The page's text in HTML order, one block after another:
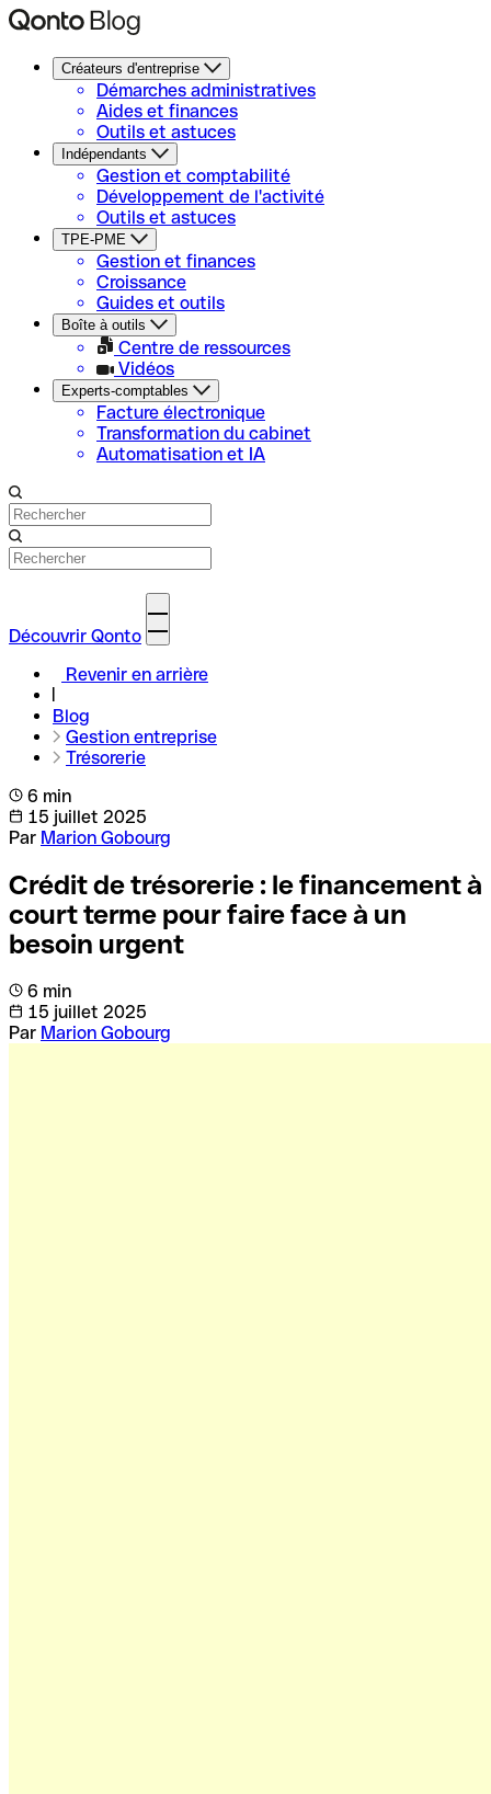
Créateurs d'entreprise
Démarches administratives
Aides et finances
Outils et astuces
Indépendants
Gestion et comptabilité
Développement de l'activité
Outils et astuces
TPE-PME
Gestion et finances
Croissance
Guides et outils
Boîte à outils
Centre de ressources
Vidéos
Experts-comptables
Facture électronique
Transformation du cabinet
Automatisation et IA
Découvrir Qonto
Revenir en arrière
Blog
Gestion entreprise
Trésorerie
6 min
15 juillet 2025
Par Marion Gobourg
Crédit de trésorerie : le financement à
court terme pour faire face à un
besoin urgent
6 min
15 juillet 2025
Par Marion Gobourg